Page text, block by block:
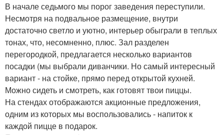
В начале седьмого мы порог заведения переступили.
Несмотря на подвальное размещение, внутри
достаточно светло и уютно, интерьер обыграли в теплых
тонах, что, несомненно, плюс. Зал разделен
перегородкой, предлагается несколько вариантов
посадки (мы выбрали диванчики. Но самый интересный
вариант - на стойке, прямо перед открытой кухней.
Можно сидеть и смотреть, как готовят твои пиццы.
На стендах отображаются акционные предложения,
одним из которых мы воспользовались - напиток к
каждой пицце в подарок.